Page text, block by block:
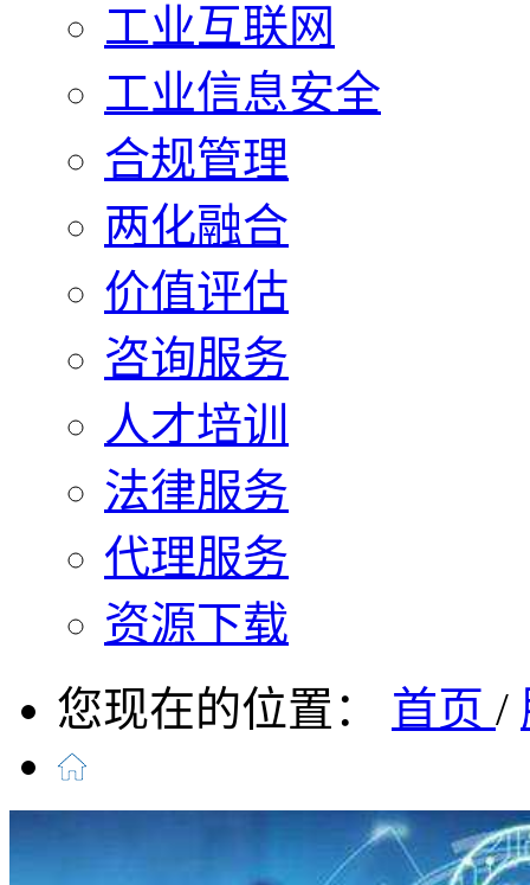
工业互联网
工业信息安全
合规管理
两化融合
价值评估
咨询服务
人才培训
法律服务
代理服务
资源下载
您现在的位置：
首页 /